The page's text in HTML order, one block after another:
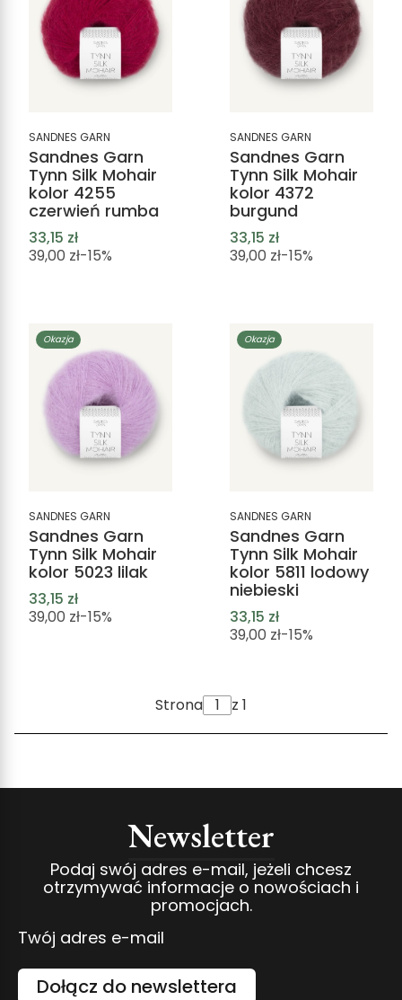
SANDNES GARN
Sandnes Garn
Tynn Silk Mohair
kolor 4255
czerwień rumba
33,15 zł
39,00 zł-15%
SANDNES GARN
Sandnes Garn
Tynn Silk Mohair
kolor 4372
burgund
33,15 zł
39,00 zł-15%
Okazja
SANDNES GARN
Sandnes Garn
Tynn Silk Mohair
kolor 5023 lilak
33,15 zł
39,00 zł-15%
Okazja
SANDNES GARN
Sandnes Garn
Tynn Silk Mohair
kolor 5811 lodowy
niebieski
33,15 zł
39,00 zł-15%
Strona z 1
Newsletter
Podaj swój adres e-mail, jeżeli chcesz
otrzymywać informacje o nowościach i
promocjach.
Twój adres e-mail
Dołącz do newslettera